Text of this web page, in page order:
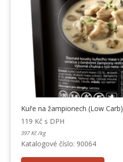
Kuře na žampionech (Low Carb)
119 Kč s DPH
397Kč /kg
Katalogové číslo: 90064